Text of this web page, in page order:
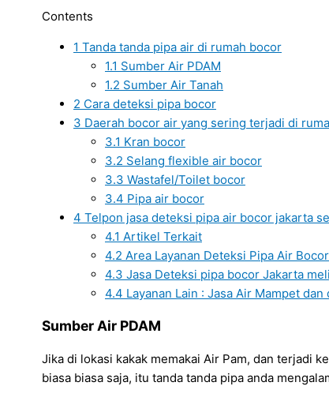
Contents
1 Tanda tanda pipa air di rumah bocor
1.1 Sumber Air PDAM
1.2 Sumber Air Tanah
2 Cara deteksi pipa bocor
3 Daerah bocor air yang sering terjadi di
3.1 Kran bocor
3.2 Selang flexible air bocor
3.3 Wastafel/Toilet bocor
3.4 Pipa air bocor
4 Telpon jasa deteksi pipa air bocor jakarta
4.1 Artikel Terkait
4.2 Area Layanan Deteksi Pipa Air
4.3 Jasa Deteksi pipa bocor Jakarta
4.4 Layanan Lain : Jasa Air Mampet
Sumber Air PDAM
Jika di lokasi kakak memakai Air Pam, dan terjadi
biasa biasa saja, itu tanda tanda pipa anda